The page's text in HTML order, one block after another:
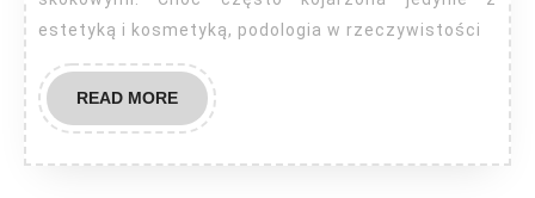
estetyką i kosmetyką, podologia w rzeczywistości
READ MOREREAD
MORE